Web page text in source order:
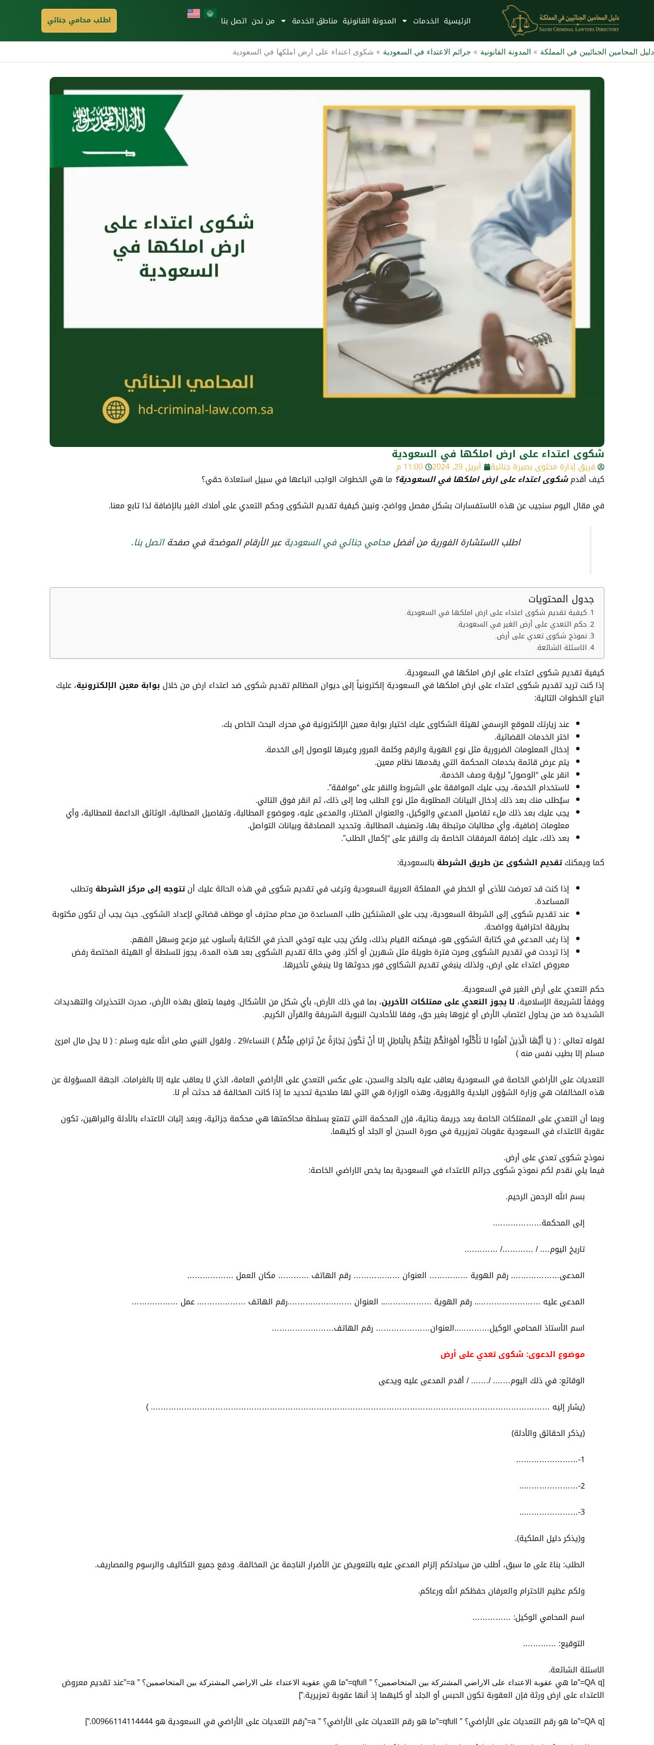
الرئيسية الخدمات المدونة القانونية مناطق الخدمة من نحن اتصل بنا اطلب محامي جنائي
دليل المحامين الجنائيين في المملكة » المدونة القانونية » جرائم الاعتداء في السعودية » شكوى اعتداء على ارض املكها في السعودية
شكوى اعتداء على ارض املكها في السعودية
فريق إدارة محتوى بصيرة جنائية أبريل 29, 2024
11:00 م
كيف أقدمشكوى اعتداء على ارض املكها في السعودية؟ ما هي الخطوات الواجب اتباعها في سبيل استعادة حقي؟
في مقال اليوم سنجيب عن هذه الاستفسارات بشكل مفصل وواضح، ونبين كيفية تقديم الشكوى وحكم التعدي على أملاك الغير بالإضافة لذا تابع معنا.
اطلب الاستشارة الفورية من أفضلمحامي جنائي في السعودية عبر الأرقام الموضحة في صفحةاتصل بنا.
جدول المحتويات
كيفية تقديم شكوى اعتداء على ارض املكها في السعودية.
حكم التعدي على أرض الغير في السعودية.
نموذج شكوى تعدي على أرض.
الاسئلة الشائعة.
كيفية تقديم شكوى اعتداء على ارض املكها في السعودية.
إذا كنت تريد تقديم شكوى اعتداء على ارض املكها في السعودية إلكترونياً إلى ديوان المظالم تقديم شكوى ضد اعتداء ارض من خلال بوابة معين الإلكترونية، عليك
اتباع الخطوات التالية:
عند زيارتك للموقع الرسمي لهيئة الشكاوى عليك اختيار بوابة معين الإلكترونية في محرك البحث الخاص بك.
اختر الخدمات القضائية.
إدخال المعلومات الضرورية مثل نوع الهوية والرقم وكلمة المرور وغيرها للوصول إلى الخدمة.
يتم عرض قائمة بخدمات المحكمة التي يقدمها نظام معين.
انقر على “الوصول” لرؤية وصف الخدمة.
لاستخدام الخدمة، يجب عليك الموافقة على الشروط والنقر على “موافقة”.
سيُطلب منك بعد ذلك إدخال البيانات المطلوبة مثل نوع الطلب وما إلى ذلك، ثم انقر فوق التالي.
يجب عليك بعد ذلك ملء تفاصيل المدعي والوكيل، والعنوان المختار، والمدعى عليه، وموضوع المطالبة، وتفاصيل المطالبة، الوثائق الداعمة للمطالبة، وأي
معلومات إضافية، وأي مطالبات مرتبطة بها، وتصنيف المطالبة. وتحديد المصادقة وبيانات التواصل.
بعد ذلك، عليك إضافة المرفقات الخاصة بك والنقر على “إكمال الطلب”.
كما ويمكنكتقديم الشكوى عن طريق الشرطة بالسعودية:
إذا كنت قد تعرضت للأذى أو الخطر في المملكة العربية السعودية وترغب في تقديم شكوى في هذه الحالة عليك أنتتوجه إلى مركز الشرطة وتطلب
المساعدة.
عند تقديم شكوى إلى الشرطة السعودية، يجب على المشتكين طلب المساعدة من محام محترف أو موظف قضائي لإعداد الشكوى. حيث يجب أن تكون مكتوبة
بطريقة احترافية وواضحة.
إذا رغب المدعي في كتابة الشكوى هو، فيمكنه القيام بذلك، ولكن يجب عليه توخي الحذر في الكتابة بأسلوب غير مزعج وسهل الفهم.
إذا ترددت في تقديم الشكوى ومرت فترة طويلة مثل شهرين أو أكثر. وفي حالة تقديم الشكوى بعد هذه المدة، يجوز للسلطة أو الهيئة المختصة رفض
معروض اعتداء على ارض، ولذلك ينبغي تقديم الشكاوى فور حدوثها ولا ينبغي تأخيرها.
حكم التعدي على أرض الغير في السعودية.
ووفقاً للشريعة الإسلامية، لا يجوز التعدي على ممتلكات الآخرين، بما في ذلك الأرض، بأي شكل من الأشكال. وفيما يتعلق بهذه الأرض، صدرت التحذيرات والتهديدات
الشديدة ضد من يحاول اغتصاب الأرض أو غزوها بغير حق، وفقا للأحاديث النبوية الشريفة والقرآن الكريم.
لقوله تعالى : ( يَا أَيُّهَا الَّذِينَ آَمَنُوا لا تَأْكُلُوا أَمْوَالَكُمْ بَيْنَكُمْ بِالْبَاطِلِ إِلا أَنْ تَكُونَ تِجَارَةً عَنْ تَرَاضٍ مِنْكُمْ ) النساء/29 . ولقول النبي صلى الله عليه وسلم : ( لا يحل مال امرئ
مسلم إلا بطيب نفس منه )
التعديات على الأراضي الخاصة في السعودية يعاقب عليه بالجلد والسجن، على عكس التعدي على الأراضي العامة، الذي لا يعاقب عليه إلا بالغرامات. الجهة المسؤولة عن
هذه المخالفات هي وزارة الشؤون البلدية والقروية، وهذه الوزارة هي التي لها صلاحية تحديد ما إذا كانت المخالفة قد حدثت أم لا.
وبما أن التعدي على الممتلكات الخاصة يعد جريمة جنائية، فإن المحكمة التي تتمتع بسلطة محاكمتها هي محكمة جزائية، وبعد إثبات الاعتداء بالأدلة والبراهين، تكون
عقوبة الاعتداء في السعودية عقوبات تعزيرية في صورة السجن أو الجلد أو كليهما.
نموذج شكوى تعدي على أرض.
فيما يلي نقدم لكم نموذج شكوى جرائم الاعتداء في السعودية بما يخص الاراضي الخاصة:
بسم الله الرحمن الرحيم.
إلى المحكمة……………….
تاريخ اليوم…. / …………/ ………….
المدعى………………. رقم الهوية …………… العنوان ……………… رقم الهاتف ………… مكان العمل ………………
المدعى عليه …………………….. رقم الهوية ……………….. العنوان …………………….رقم الهاتف ………………. عمل ………………
اسم الأستاذ المحامي الوكيل…………..العنوان………………… رقم الهاتف……………………
موضوع الدعوى: شكوى تعدي على أرض
الوقائع: في ذلك اليوم……. /……. / أقدم المدعى عليه ويدعى
(يشار إليه ………………………………………………………………………………………………………………………………………. )
(يذكر الحقائق والأدلة)
1-……………………
2-…………………..
3-…………………..
و(يذكر دليل الملكية).
الطلب: بناءً على ما سبق، أطلب من سيادتكم إلزام المدعى عليه بالتعويض عن الأضرار الناجمة عن المخالفة. ودفع جميع التكاليف والرسوم والمصاريف.
ولكم عظيم الاحترام والعرفان حفظكم الله ورعاكم.
اسم المحامي الوكيل: ……………
التوقيع: ………….
الاسئلة الشائعة.
[QA q=”ما هي ﻋﻘﻮﺑﺔ ﺍﻻﻋﺘﺪﺍء ﻋﻠﻰ ﺍﻻﺭﺍﺿﻲ ﺍﻟﻤﺸﺘﺮﻛﺔ ﺑﻴﻦ ﺍﻟﻤﺘﺨﺎﺻﻤﻴﻦ؟ ” qfull=”ما هي ﻋﻘﻮﺑﺔ ﺍﻻﻋﺘﺪﺍء ﻋﻠﻰ ﺍﻻﺭﺍﺿﻲ ﺍﻟﻤﺸﺘﺮﻛﺔ ﺑﻴﻦ ﺍﻟﻤﺘﺨﺎﺻﻤﻴﻦ؟ ” a=”عند تقديم معروض
الاعتداء على ارض ورثة فإن العقوبة تكون الحبس أو الجلد أو كليهما إذ أنها عقوبة تعزيرية.”]
[QA q=”ما هو رقم التعديات على الأراضي؟ ” qfull=”ما هو رقم التعديات على الأراضي؟ ” a=”رقم التعديات على الأراضي في السعودية هو 00966114114444.”]